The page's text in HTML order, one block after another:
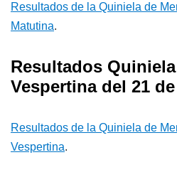
Resultados de la Quiniela de
Matutina.
Resultados
Vespertina del 21
Resultados de la Quiniela de
Vespertina.